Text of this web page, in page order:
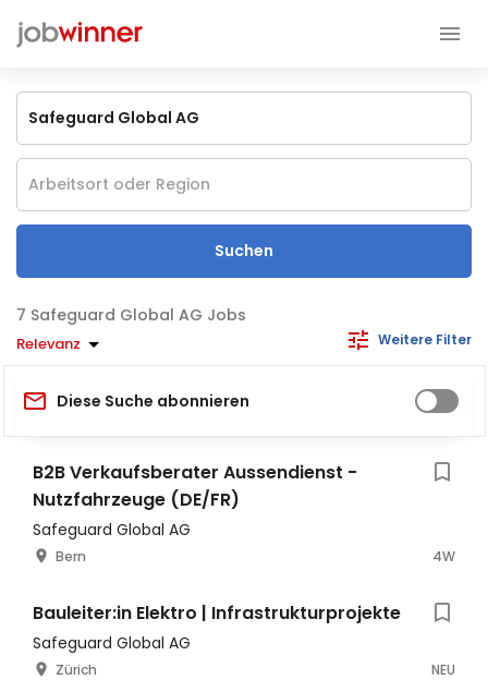
Suchen
Safeguard Global AG Jobs
Relevanz Weitere Filter
Diese Suche abonnieren
B2B Verkaufsberater Aussendienst -
Nutzfahrzeuge (DE/FR)
Safeguard Global AG
Bern 4W
Bauleiter:in Elektro | Infrastrukturprojekte
Safeguard Global AG
Zürich NEU